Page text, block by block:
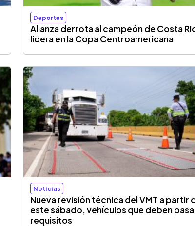
Deportes
Alianza derrota al campeón de Costa
lidera en la Copa Centroamericana
Noticias
Nueva revisión técnica del VMT a partir
este sábado, vehículos que deben
requisitos